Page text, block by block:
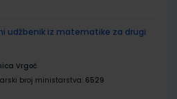
udžbenik iz matematike za drugi
Vrgoč
broj ministarstva: 6529